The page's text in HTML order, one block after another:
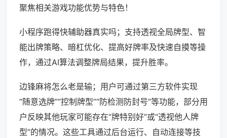
聚焦相关游戏功能优势与特色！
小程序跑得快辅助器真实吗；支持透视全局牌型、智
能出牌策略、暗杠优化、提高好牌率及快速自摸等操
作，通过AI算法调整牌局结果，提升胜率。
边锋麻将怎么老是输；用户可通过第三方软件实现
“随意选牌”“控制牌型”“防检测防封号”等功能，部分用
户反映其他玩家可能存在“牌特别好”或“透视他人牌
型”的情况。这些工具通过后台运行、自动连接等技